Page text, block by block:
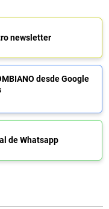
newsletter
desde Google
de Whatsapp